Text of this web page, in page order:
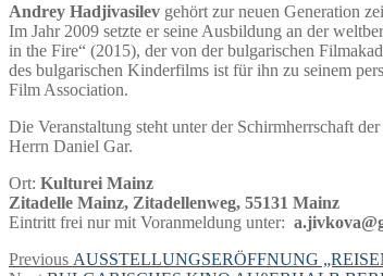
Andrey Hadjivasilev gehört zur neuen Generation
Im Jahr 2009 setzte er seine Ausbildung an der
in the Fire“ (2015), der von der bulgarischen
des bulgarischen Kinderfilms ist für ihn zu seinem
Film Association.
Die Veranstaltung steht unter der Schirmherrschaft
Herrn Daniel Gar.
Ort: Kulturei Mainz
Zitadelle Mainz, Zitadellenweg, 55131 Mainz
Eintritt frei nur mit Voranmeldung unter:
Beitragsnavigation
Previous Previous
AUSSTELLUNGSERÖFFNUNG